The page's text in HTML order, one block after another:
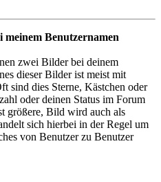
meinem Benutzernamen
zwei Bilder bei deinem
dieser Bilder ist meist mit
sind dies Sterne, Kästchen oder
oder deinen Status im Forum
größere, Bild wird auch als
sich hierbei in der Regel um
von Benutzer zu Benutzer